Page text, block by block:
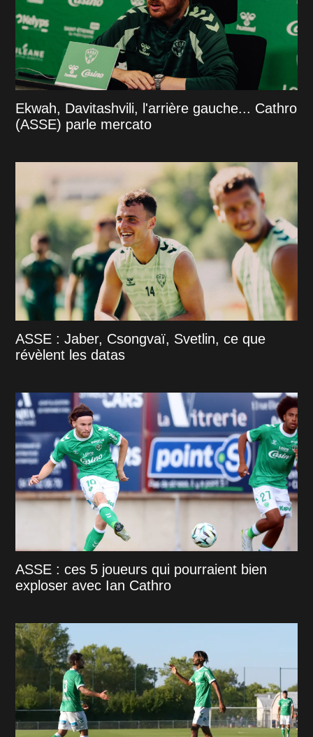
Ekwah, Davitashvili, l'arrière gauche... Cathro
(ASSE) parle mercato
ASSE : Jaber, Csongvaï, Svetlin, ce que
révèlent les datas
ASSE : ces 5 joueurs qui pourraient bien
exploser avec Ian Cathro